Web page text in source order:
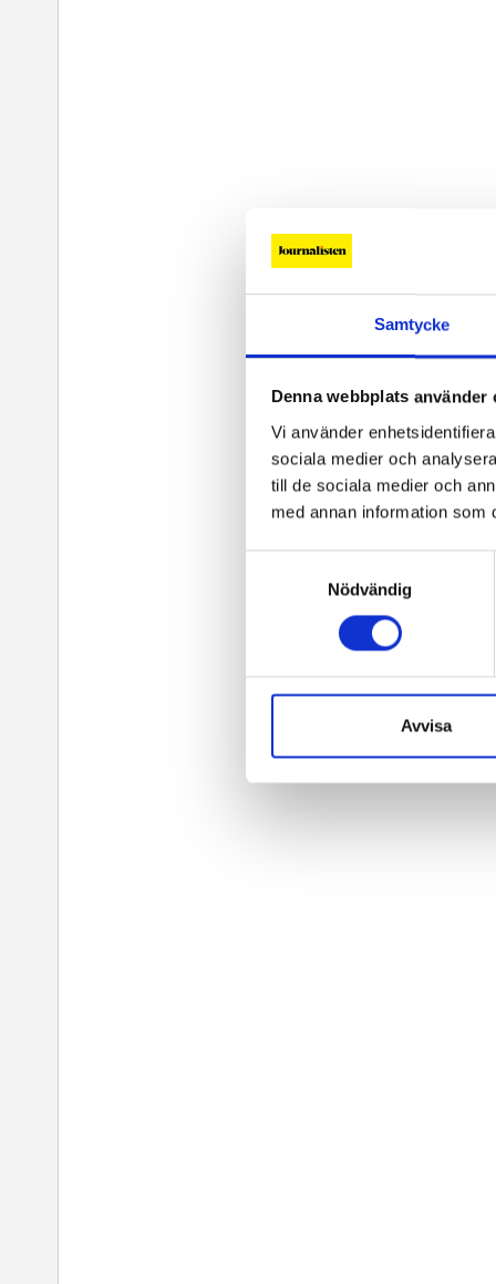
Samtycke
Denna webbplats använder
Vi använder
sociala medier och
till de sociala medier och
med annan information som
Nödvändig
Avvisa